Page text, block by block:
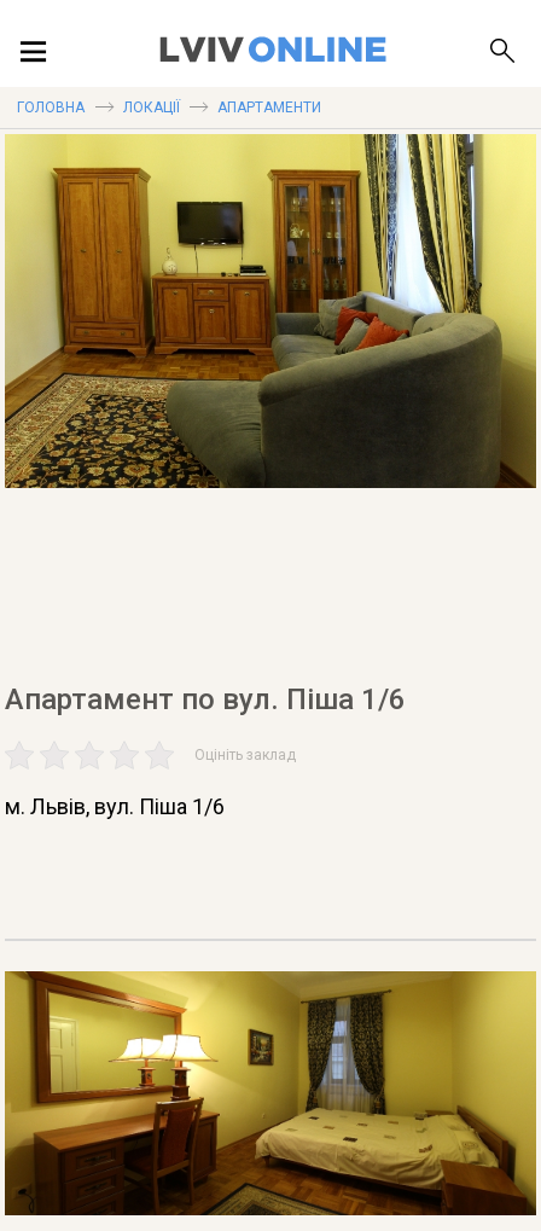
ЛОКАЦІЇ
ПУБЛІКАЦІЇ
ДОВІДКА
ГОЛОВНА ЛОКАЦІЇ АПАРТАМЕНТИ
Апартамент по вул. Піша 1/6
Оцініть заклад
м. Львів, вул. Піша 1/6